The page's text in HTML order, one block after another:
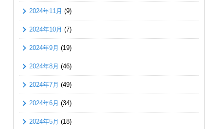
2024年11月 (9)
2024年10月 (7)
2024年9月 (19)
2024年8月 (46)
2024年7月 (49)
2024年6月 (34)
2024年5月 (18)